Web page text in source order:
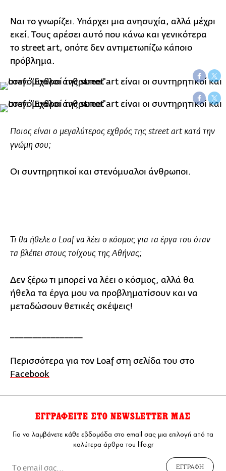
Ναι το γνωρίζει. Υπάρχει μια ανησυχία, αλλά μέχρι
εκεί. Τους αρέσει αυτό που κάνω και γενικότερα
το street art, οπότε δεν αντιμετωπίζω κάποιο
πρόβλημα.
Ποιος είναι ο μεγαλύτερος εχθρός της street art κατά την
γνώμη σου;
Οι συντηρητικοί και στενόμυαλοι άνθρωποι.
Τι θα ήθελε ο Loaf να λέει ο κόσμος για τα έργα του όταν
τα βλέπει στους τοίχους της Αθήνας;
Δεν ξέρω τι μπορεί να λέει ο κόσμος, αλλά θα
ήθελα τα έργα μου να προβληματίσουν και να
μεταδώσουν θετικές σκέψεις!
Περισσότερα για τον Loaf στη σελίδα του στο
Facebook
ΕΓΓΡΑΦΕΙΤΕ ΣΤΟ NEWSLETTER ΜΑΣ
Για να λαμβάνετε κάθε εβδομάδα στο email σας μια επιλογή από τα
καλύτερα άρθρα του lifo.gr
ΕΓΓΡΑΦΗ